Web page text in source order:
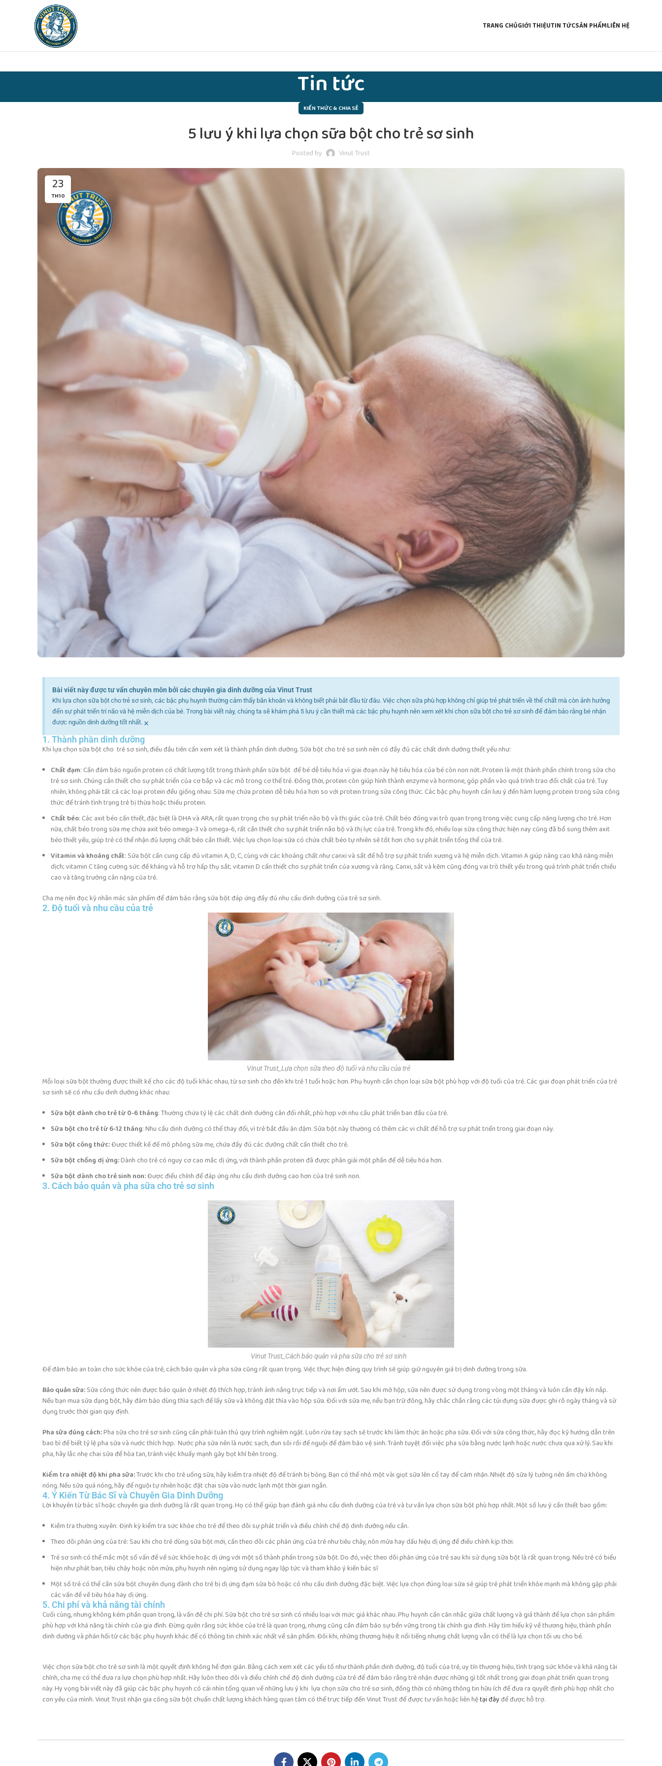
TRANG CHỦGIỚI THIỆUTIN TỨCSẢN PHẨMLIÊN HỆ
Tin tức
KIẾN THỨC & CHIA SẺ
5 lưu ý khi lựa chọn sữa bột cho trẻ sơ sinh
Posted by Vinut Trust
23
TH10
Bài viết này được tư vấn chuyên môn bởi các chuyên gia dinh dưỡng của Vinut Trust
Khi lựa chọn sữa bột cho trẻ sơ sinh, các bậc phụ huynh thường cảm thấy băn khoăn và không biết phải bắt đầu từ đâu. Việc chọn sữa phù hợp không chỉ giúp trẻ phát triển về thể chất mà còn ảnh hưởng
đến sự phát triển trí não và hệ miễn dịch của bé. Trong bài viết này, chúng ta sẽ khám phá 5 lưu ý cần thiết mà các bậc phụ huynh nên xem xét khi chọn sữa bột cho trẻ sơ sinh để đảm bảo rằng bé nhận
được nguồn dinh dưỡng tốt nhất. ×
1. Thành phần dinh dưỡng
Khi lựa chọn sữa bột cho trẻ sơ sinh, điều đầu tiên cần xem xét là thành phần dinh dưỡng. Sữa bột cho trẻ sơ sinh nên có đầy đủ các chất dinh dưỡng thiết yếu như:
Chất đạm: Cần đảm bảo nguồn protein có chất lượng tốt trong thành phần sữa bột để bé dễ tiêu hóa vì giai đoạn này hệ tiêu hóa của bé còn non nớt. Protein là một thành phần chính trong sữa cho
trẻ sơ sinh. Chúng cần thiết cho sự phát triển của cơ bắp và các mô trong cơ thể trẻ. Đồng thời, protein còn giúp hình thành enzyme và hormone, góp phần vào quá trình trao đổi chất của trẻ. Tuy
nhiên, không phải tất cả các loại protein đều giống nhau. Sữa mẹ chứa protein dễ tiêu hóa hơn so với protein trong sữa công thức. Các bậc phụ huynh cần lưu ý đến hàm lượng protein trong sữa công
thức để tránh tình trạng trẻ bị thừa hoặc thiếu protein.
Chất béo: Các axit béo cần thiết, đặc biệt là DHA và ARA, rất quan trọng cho sự phát triển não bộ và thị giác của trẻ. Chất béo đóng vai trò quan trọng trong việc cung cấp năng lượng cho trẻ. Hơn
nữa, chất béo trong sữa mẹ chứa axit béo omega-3 và omega-6, rất cần thiết cho sự phát triển não bộ và thị lực của trẻ. Trong khi đó, nhiều loại sữa công thức hiện nay cũng đã bổ sung thêm axit
béo thiết yếu, giúp trẻ có thể nhận đủ lượng chất béo cần thiết. Việc lựa chọn loại sữa có chứa chất béo tự nhiên sẽ tốt hơn cho sự phát triển tổng thể của trẻ.
Vitamin và khoáng chất: Sữa bột cần cung cấp đủ vitamin A, D, C, cùng với các khoáng chất như canxi và sắt để hỗ trợ sự phát triển xương và hệ miễn dịch. Vitamin A giúp nâng cao khả năng miễn
dịch; vitamin C tăng cường sức đề kháng và hỗ trợ hấp thụ sắt; vitamin D cần thiết cho sự phát triển của xương và răng. Canxi, sắt và kẽm cũng đóng vai trò thiết yếu trong quá trình phát triển chiều
cao và tăng trưởng cân nặng của trẻ.
Cha mẹ nên đọc kỹ nhãn mác sản phẩm để đảm bảo rằng sữa bột đáp ứng đầy đủ nhu cầu dinh dưỡng của trẻ sơ sinh.
2. Độ tuổi và nhu cầu của trẻ
Vinut Trust_Lựa chọn sữa theo độ tuổi và nhu cầu của trẻ
Mỗi loại sữa bột thường được thiết kế cho các độ tuổi khác nhau, từ sơ sinh cho đến khi trẻ 1 tuổi hoặc hơn. Phụ huynh cần chọn loại sữa bột phù hợp với độ tuổi của trẻ. Các giai đoạn phát triển của trẻ
sơ sinh sẽ có nhu cầu dinh dưỡng khác nhau:
Sữa bột dành cho trẻ từ 0-6 tháng: Thường chứa tỷ lệ các chất dinh dưỡng cân đối nhất, phù hợp với nhu cầu phát triển ban đầu của trẻ.
Sữa bột cho trẻ từ 6-12 tháng: Nhu cầu dinh dưỡng có thể thay đổi, vì trẻ bắt đầu ăn dặm. Sữa bột này thường có thêm các vi chất để hỗ trợ sự phát triển trong giai đoạn này.
Sữa bột công thức:Được thiết kế để mô phỏng sữa mẹ, chứa đầy đủ các dưỡng chất cần thiết cho trẻ.
Sữa bột chống dị ứng:Dành cho trẻ có nguy cơ cao mắc dị ứng, với thành phần protein đã được phân giải một phần để dễ tiêu hóa hơn.
Sữa bột dành cho trẻ sinh non:Được điều chỉnh để đáp ứng nhu cầu dinh dưỡng cao hơn của trẻ sinh non.
3. Cách bảo quản và pha sữa cho trẻ sơ sinh
Vinut Trust_Cách bảo quản và pha sữa cho trẻ sơ sinh
Để đảm bảo an toàn cho sức khỏe của trẻ, cách bảo quản và pha sữa cũng rất quan trọng. Việc thực hiện đúng quy trình sẽ giúp giữ nguyên giá trị dinh dưỡng trong sữa.
Bảo quản sữa:Sữa công thức nên được bảo quản ở nhiệt độ thích hợp, tránh ánh nắng trực tiếp và nơi ẩm ướt. Sau khi mở hộp, sữa nên được sử dụng trong vòng một tháng và luôn cần đậy kín nắp.
Nếu bạn mua sữa dạng bột, hãy đảm bảo dùng thìa sạch để lấy sữa và không đặt thìa vào hộp sữa. Đối với sữa mẹ, nếu bạn trữ đông, hãy chắc chắn rằng các túi đựng sữa được ghi rõ ngày tháng và sử
dụng trước thời gian quy định.
Pha sữa đúng cách:Pha sữa cho trẻ sơ sinh cũng cần phải tuân thủ quy trình nghiêm ngặt. Luôn rửa tay sạch sẽ trước khi làm thức ăn hoặc pha sữa. Đối với sữa công thức, hãy đọc kỹ hướng dẫn trên
bao bì để biết tỷ lệ pha sữa và nước thích hợp. Nước pha sữa nên là nước sạch, đun sôi rồi để nguội để đảm bảo vệ sinh. Tránh tuyệt đối việc pha sữa bằng nước lạnh hoặc nước chưa qua xử lý. Sau khi
pha, hãy lắc nhẹ chai sữa để hòa tan, tránh việc khuấy mạnh gây bọt khí bên trong.
Kiểm tra nhiệt độ khi pha sữa:Trước khi cho trẻ uống sữa, hãy kiểm tra nhiệt độ để tránh bị bỏng. Bạn có thể nhỏ một vài giọt sữa lên cổ tay để cảm nhận. Nhiệt độ sữa lý tưởng nên ấm chứ không
nóng. Nếu sữa quá nóng, hãy để nguội tự nhiên hoặc đặt chai sữa vào nước lạnh một thời gian ngắn.
4. Ý Kiến Từ Bác Sĩ và Chuyên Gia Dinh Dưỡng
Lời khuyên từ bác sĩ hoặc chuyên gia dinh dưỡng là rất quan trọng. Họ có thể giúp bạn đánh giá nhu cầu dinh dưỡng của trẻ và tư vấn lựa chọn sữa bột phù hợp nhất. Một số lưu ý cần thiết bao gồm:
Kiểm tra thường xuyên: Định kỳ kiểm tra sức khỏe cho trẻ để theo dõi sự phát triển và điều chỉnh chế độ dinh dưỡng nếu cần.
Theo dõi phản ứng của trẻ: Sau khi cho trẻ dùng sữa bột mới, cần theo dõi các phản ứng của trẻ như tiêu chảy, nôn mửa hay dấu hiệu dị ứng để điều chỉnh kịp thời.
Trẻ sơ sinh có thể mắc một số vấn đề về sức khỏe hoặc dị ứng với một số thành phần trong sữa bột. Do đó, việc theo dõi phản ứng của trẻ sau khi sử dụng sữa bột là rất quan trọng. Nếu trẻ có biểu
hiện như phát ban, tiêu chảy hoặc nôn mửa, phụ huynh nên ngừng sử dụng ngay lập tức và tham khảo ý kiến bác sĩ
Một số trẻ có thể cần sữa bột chuyên dụng dành cho trẻ bị dị ứng đạm sữa bò hoặc có nhu cầu dinh dưỡng đặc biệt. Việc lựa chọn đúng loại sữa sẽ giúp trẻ phát triển khỏe mạnh mà không gặp phải
các vấn đề về tiêu hóa hay dị ứng.
5. Chi phí và khả năng tài chính
Cuối cùng, nhưng không kém phần quan trọng, là vấn đề chi phí. Sữa bột cho trẻ sơ sinh có nhiều loại với mức giá khác nhau. Phụ huynh cần cân nhắc giữa chất lượng và giá thành để lựa chọn sản phẩm
phù hợp với khả năng tài chính của gia đình. Đừng quên rằng sức khỏe của trẻ là quan trọng, nhưng cũng cần đảm bảo sự bền vững trong tài chính gia đình. Hãy tìm hiểu kỹ về thương hiệu, thành phần
dinh dưỡng và phản hồi từ các bậc phụ huynh khác để có thông tin chính xác nhất về sản phẩm. Đôi khi, những thương hiệu ít nổi tiếng nhưng chất lượng vẫn có thể là lựa chọn tối ưu cho bé.
Việc chọn sữa bột cho trẻ sơ sinh là một quyết định không hề đơn giản. Bằng cách xem xét các yếu tố như thành phần dinh dưỡng, độ tuổi của trẻ, uy tín thương hiệu, tình trạng sức khỏe và khả năng tài
chính, cha mẹ có thể đưa ra lựa chọn phù hợp nhất. Hãy luôn theo dõi và điều chỉnh chế độ dinh dưỡng của trẻ để đảm bảo rằng trẻ nhận được những gì tốt nhất trong giai đoạn phát triển quan trọng
này. Hy vọng bài viết này đã giúp các bậc phụ huynh có cái nhìn tổng quan về những lưu ý khi lựa chọn sữa cho trẻ sơ sinh, đồng thời có những thông tin hữu ích để đưa ra quyết định phù hợp nhất cho
con yêu của mình. Vinut Trust nhận gia công sữa bột chuẩn chất lượng khách hàng quan tâm có thể trực tiếp đến Vinut Trust để được tư vấn hoặc liên hệtại đâyđể được hỗ trợ.